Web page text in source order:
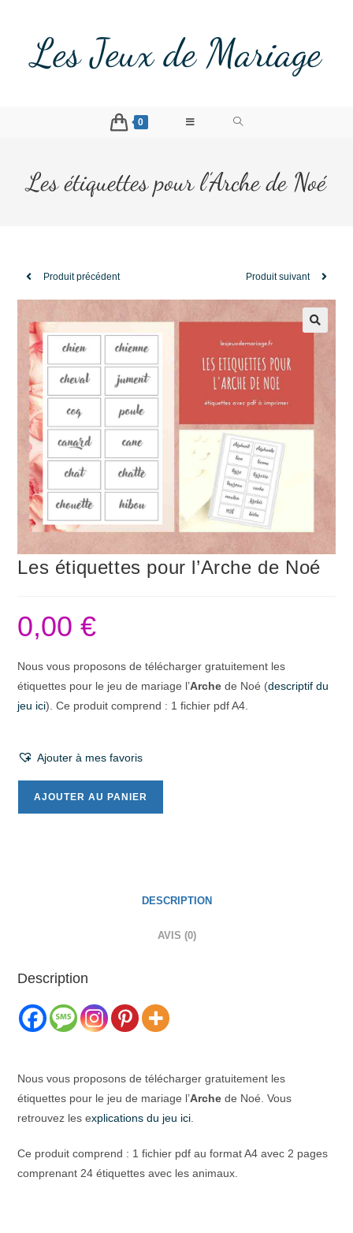
Les Jeux de Mariage
0
Les étiquettes pour l’Arche de Noé
Produit précédent Produit suivant
Les étiquettes pour l’Arche de Noé
0,00€
Nous vous proposons de télécharger gratuitement les
étiquettes pour le jeu de mariage l’Arche de Noé (descriptif du
jeu ici). Ce produit comprend : 1 fichier pdf A4.
Ajouter à mes favoris
AJOUTER AU PANIER
DESCRIPTION
AVIS (0)
Description
Nous vous proposons de télécharger gratuitement les
étiquettes pour le jeu de mariage l’Arche de Noé. Vous
retrouvez les explications du jeu ici
Ce produit comprend : 1 fichier pdf au format A4 avec 2 pages
comprenant 24 étiquettes avec les animaux.